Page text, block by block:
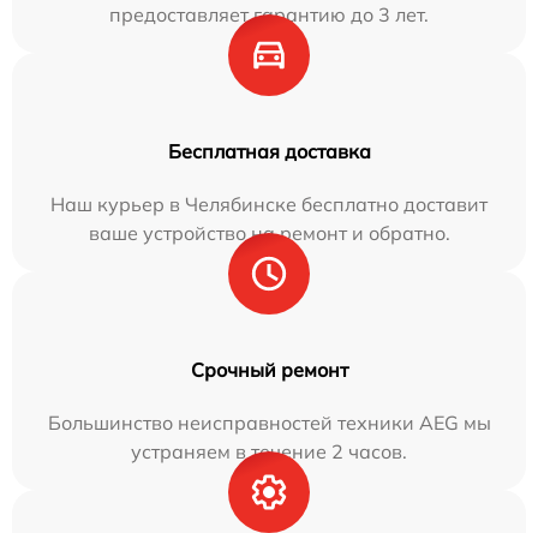
предоставляет гарантию до 3 лет.
Бесплатная доставка
Наш курьер в Челябинске бесплатно доставит
ваше устройство на ремонт и обратно.
Срочный ремонт
Большинство неисправностей техники AEG мы
устраняем в течение 2 часов.